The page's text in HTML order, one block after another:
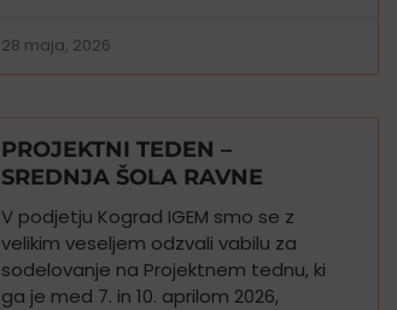
28 maja, 2026
PROJEKTNI TEDEN –
SREDNJA ŠOLA RAVNE
V podjetju Kograd IGEM smo se z
velikim veseljem odzvali vabilu za
sodelovanje na Projektnem tednu, ki
ga je med 7. in 10. aprilom 2026,